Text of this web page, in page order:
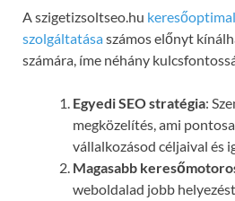
A szigetizsoltseo.hu
szolgáltatásaszámos előnyt
számára, íme néhány
Egyedi SEO stratégia:
megközelítés, ami
vállalkozásod céljaival és
Magasabb
weboldalad jobb